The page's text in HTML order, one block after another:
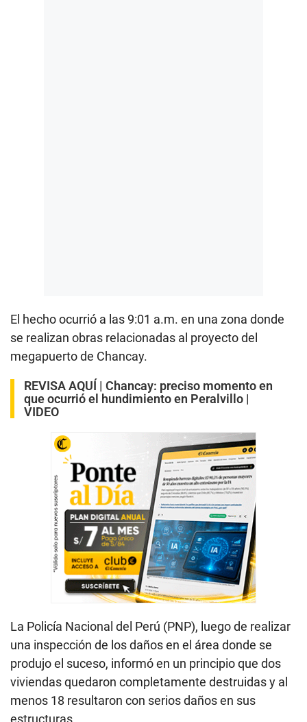
El hecho ocurrió a las 9:01 a.m. en una zona donde
se realizan obras relacionadas al proyecto del
megapuerto de Chancay.
REVISA AQUÍ | Chancay: preciso momento en
que ocurrió el hundimiento en Peralvillo |
VIDEO
La Policía Nacional del Perú (PNP), luego de realizar
una inspección de los daños en el área donde se
produjo el suceso, informó en un principio que dos
viviendas quedaron completamente destruidas y al
menos 18 resultaron con serios daños en sus
estructuras.